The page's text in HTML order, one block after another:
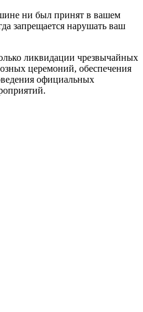
ни был принят в вашем
запрещается нарушать ваш
ликвидации чрезвычайных
церемоний, обеспечения
официальных